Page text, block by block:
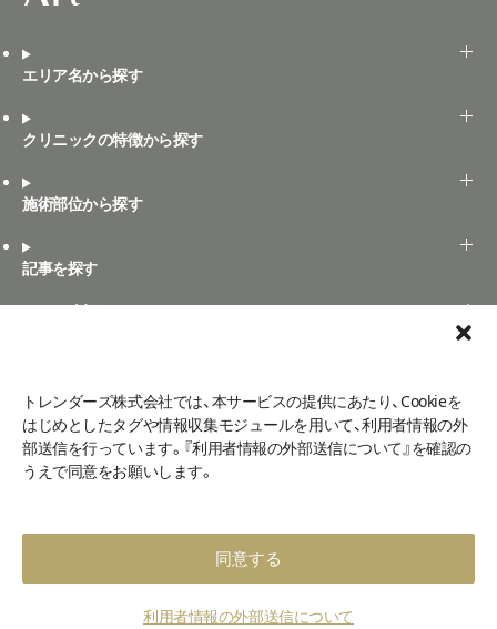
トレンダーズ株式会社では、本サービスの提供にあたり、Cookieを
はじめとしたタグや情報収集モジュールを用いて、利用者情報の外
部送信を行っています。『利用者情報の外部送信について』を確認の
うえで同意をお願いします。
同意する
利用者情報の外部送信について
部位変更
エリア名から探す
クリニックの特徴から探す
施術部位から探す
記事を探す
Art+の表記ルール
口コミ投稿
よくある質問 お問い合わせ ご利用規定
口コミ利用規約
利用者情報の外部送信について